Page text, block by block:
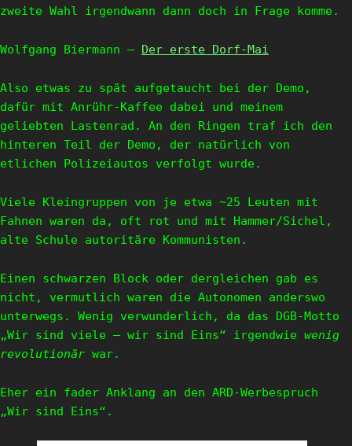
zweite Wahl irgendwann dann doch in Frage komme.
Wolfgang Biermann – Der erste Dorf-Mai
Also etwas zu spät aufgetaucht bei der Demo,
dafür mit Anrühr-Kaffee dabei und meinem
geliebten Lastenrad. An den Ringen traf ich den
hinteren Teil der Demo, der natürlich von
etlichen Polizeiautos verfolgt wurde.
Viele Kleingruppen von je etwa ~25 Leuten mit
Fahnen waren da, oft rot und mit Hammer/Sichel,
alte Schule autoritäre Kommunisten.
Einen schwarzen Block oder dergleichen gab es
nicht, vermutlich waren die Autonomen anderswo
unterwegs. Wenig verwunderlich, da das DGB-Motto
„Wir sind viele – wir sind Eins“ irgendwie wenig
revolutionär war.
Eher ein fader Anklang an den ARD-Werbespruch
„Wir sind Eins“.